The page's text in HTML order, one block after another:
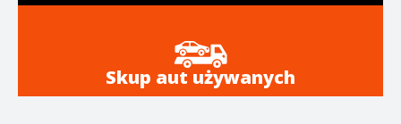
Skup aut używanych